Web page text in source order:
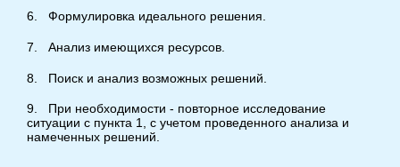
6. Формулировка идеального решения.
7. Анализ имеющихся ресурсов.
8. Поиск и анализ возможных решений.
9. При необходимости - повторное исследование
ситуации с пункта 1, с учетом проведенного анализа и
намеченных решений.